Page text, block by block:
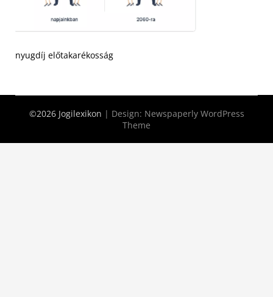
nyugdíj előtakarékosság
©2026 Jogilexikon | Design: Newspaperly WordPress
Theme